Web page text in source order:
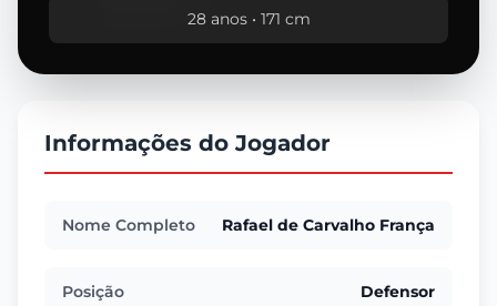
28 anos • 171 cm
Informações do Jogador
Nome Completo Rafael de Carvalho França
Posição Defensor